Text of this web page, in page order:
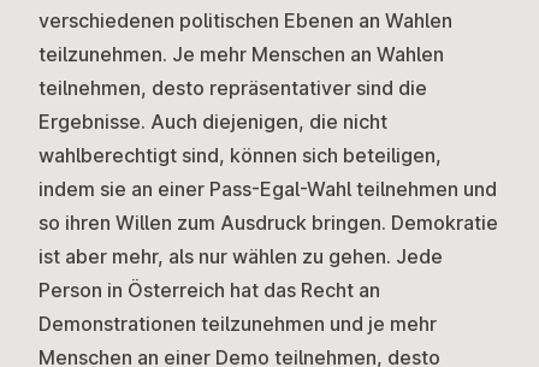
verschiedenen politischen Ebenen an Wahlen
teilzunehmen. Je mehr Menschen an Wahlen
teilnehmen, desto repräsentativer sind die
Ergebnisse. Auch diejenigen, die nicht
wahlberechtigt sind, können sich beteiligen,
indem sie an einer Pass-Egal-Wahl teilnehmen und
so ihren Willen zum Ausdruck bringen. Demokratie
ist aber mehr, als nur wählen zu gehen. Jede
Person in Österreich hat das Recht an
Demonstrationen teilzunehmen und je mehr
Menschen an einer Demo teilnehmen, desto